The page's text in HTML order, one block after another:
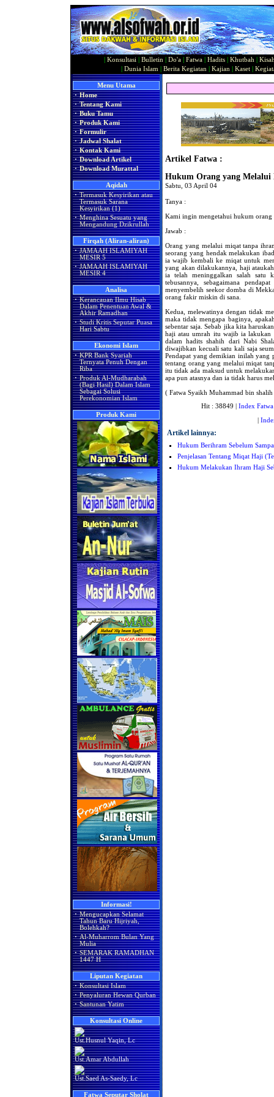
Konsultasi Bulletin Do'a Fatwa Hadits Khutbah
Dunia Islam Berita Kegiatan Kajian Kaset|
Menu Utama
· Home
· Tentang Kami
· Buku Tamu
· Produk Kami
· Formulir
· Jadwal Shalat
· Kontak Kami
· Download Artikel
· Download Murattal
Aqidah
· Termasuk Kesyirikan atau
Termasuk Sarana
Kesyirikan (1)
· Menghina Sesuatu yang
Mengandung Dzikrullah
Firqah (Aliran-aliran)
· JAMAAH ISLAMIYAH
MESIR 5
· JAMAAH ISLAMIYAH
MESIR 4
Analisa
· Kerancauan Ilmu Hisab
Dalam Penentuan Awal &
Akhir Ramadhan
· Studi Kritis Seputar Puasa
Hari Sabtu
Ekonomi Islam
· KPR Bank Syariah
Ternyata Penuh Dengan
Riba
· Produk Al-Mudharabah
(Bagi Hasil) Dalam Islam
Sebagai Solusi
Perekonomian Islam
Produk Kami
Informasi!
· Mengucapkan Selamat
Tahun Baru Hijriyah,
Bolehkah?
· Al-Muharrom Bulan Yang
Mulia
· SEMARAK RAMADHAN
1447 H
Liputan Kegiatan
· Konsultasi Islam
· Penyaluran Hewan Qurban
· Santunan Yatim
Konsultasi Online
Ust.Husnul Yaqin, Lc
Ust.Amar Abdullah
Ust.Saed As-Saedy, Lc
Fatwa Seputar Sholat
Artikel Fatwa :
Hukum Orang yang
Sabtu, 03 April 04
Tanya :
Kami ingin mengetahui hukum
Jawab :
Orang yang melalui miqat tanpa
seorang yang hendak melakukan
ia wajib kembali ke miqat untuk
yang akan dilakukannya, haji
ia telah meninggalkan salah satu
tebusannya, sebagaimana
menyembelih seekor domba di
orang fakir miskin di sana.
Kedua, melewatinya dengan tidak
maka tidak mengapa baginya,
sebentar saja. Sebab jika kita
haji atau umrah itu wajib ia lakukan
dalam hadits shahih dari Nabi
diwajibkan kecuali satu kali saja
Pendapat yang demikian inilah yang
tentang orang yang melalui miqat
itu tidak ada maksud untuk
apa pun atasnya dan ia tidak harus
( Fatwa Syaikh Muhammad bin
Hit : 38849 | Index Fatwa
|
Artikel lainnya:
Hukum Berihram Sebelum
Penjelasan Tentang Miqat Haji
Hukum Melakukan Ihram Haji